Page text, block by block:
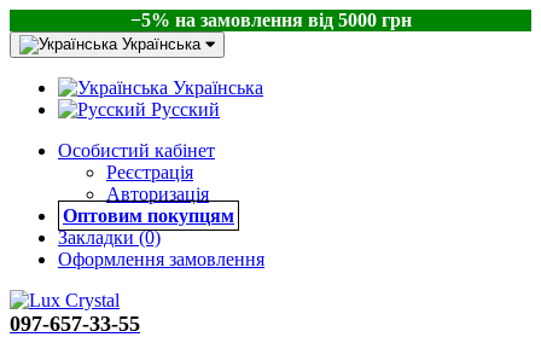
−5% на замовлення від 5000 грн
Українська
Українська
Русский
Особистий кабінет
Реєстрація
Авторизація
Оптовим покупцям
Закладки (0)
Оформлення замовлення
097-657-33-55